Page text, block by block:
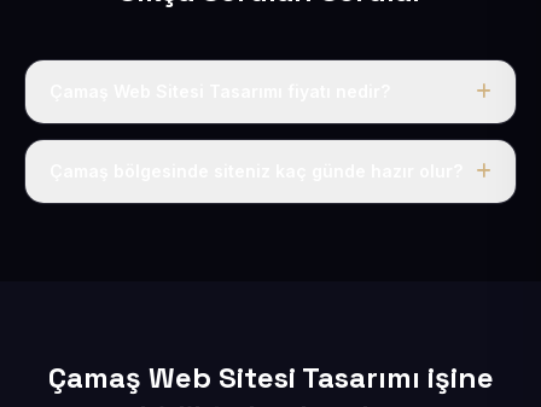
Tek fiyat uygulanır: yıllık 50 USD + KDV. Bu bedele alan
Çamaş Web Sitesi Tasarımı işine